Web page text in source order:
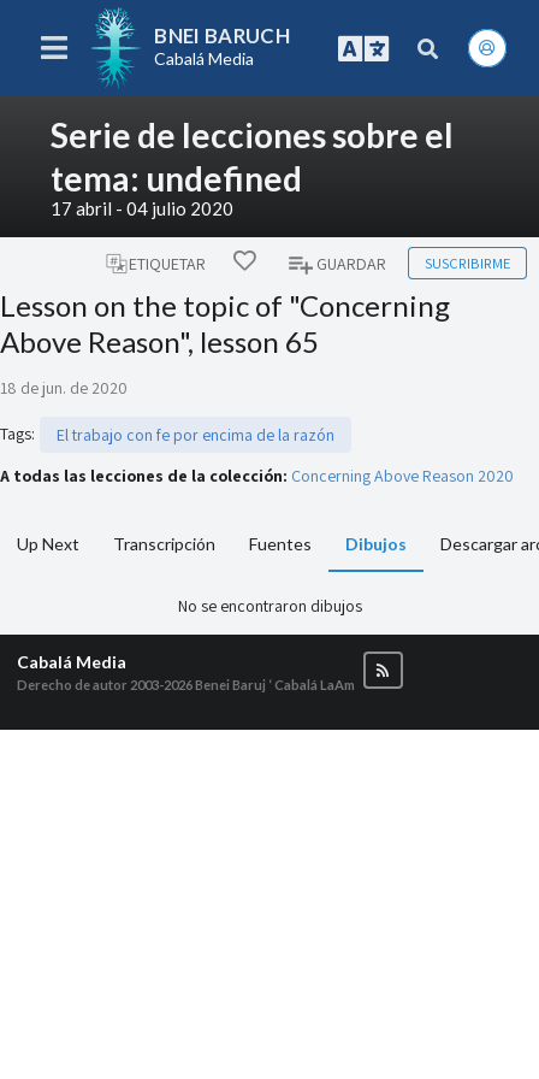
BNEI BARUCH
Cabalá Media
Serie de lecciones sobre el
tema: undefined
17 abril - 04 julio 2020
ETIQUETAR GUARDAR SUSCRIBIRME
Lesson on the topic of "Concerning
Above Reason", lesson 65
18 de jun. de 2020
Tags:
El trabajo con fe por encima de la razón
A todas las lecciones de la colección: Concerning Above Reason 2020
Up Next Transcripción Fuentes Dibujos Descargar
No se encontraron dibujos
Cabalá Media
Derecho de autor 2003-2026Benei Baruj ‘ Cabalá LaAm